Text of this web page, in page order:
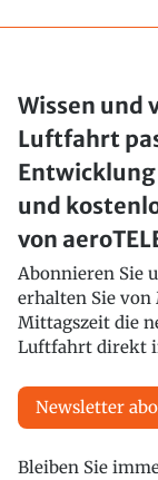
Wissen und
Luftfahrt
und
von
Abonnieren Sie
erhalten Sie
Mittagszeit die
Luftfahrt direkt
Newsletter
Bleiben Sie